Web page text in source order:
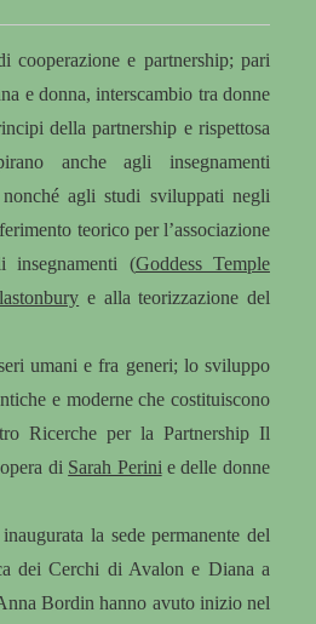
cooperazione e partnership; pari
e donna, interscambio tra donne
della partnership e rispettosa
anche agli insegnamenti
agli studi sviluppati negli
teorico per l’associazione
insegnamenti (Goddess Temple
e alla teorizzazione del
umani e fra generi; lo sviluppo
e moderne che costituiscono
Ricerche per la Partnership Il
di Sarah Perini e delle donne
la sede permanente del
dei Cerchi di Avalon e Diana a
Bordin hanno avuto inizio nel